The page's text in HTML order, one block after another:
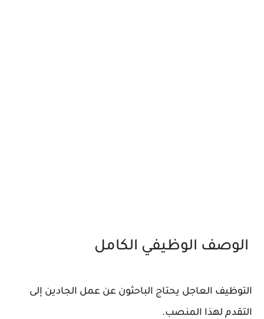
الوصف الوظيفي الكامل
التوظيف العاجل يحتاج الباحثون عن عمل الجادين إلى
التقدم لهذا المنصب.